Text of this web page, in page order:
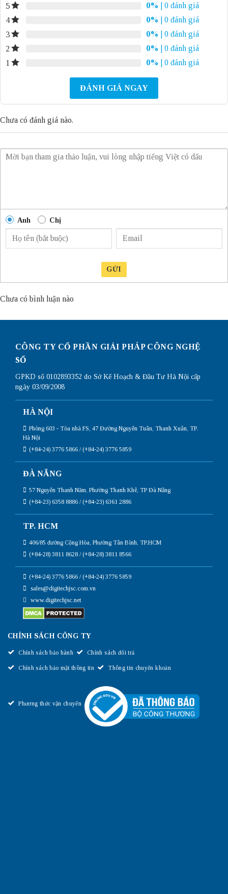
5 0%
| 0 đánh giá
4
0%
| 0 đánh giá
3
0%
| 0 đánh giá
2
0%
| 0 đánh giá
1
0% | 0 đánh giá
ĐÁNH GIÁ NGAY
Chưa có đánh giá nào.
Anh Chị
GỬI
Chưa có bình luận nào
CÔNG TY CỔ PHẦN GIẢI PHÁP CÔNG NGHỆ
SỐ
GPKD số 0102893352 do Sở Kế Hoạch & Đầu Tư Hà Nội cấp
ngày 03/09/2008
HÀ NỘI
Phòng 603 - Tòa nhà FS, 47 Đường Nguyễn Tuân, Thanh Xuân, TP.
Hà Nội
(+84-24) 3776 5866 / (+84-24) 3776 5859
ĐÀ NẴNG
57 Nguyễn Thanh Năm, Phường Thanh Khê, TP Đà Nẵng
(+84-23) 6358 8886 / (+84-23) 6361 2886
TP. HCM
406/85 đường Cộng Hòa, Phường Tân Bình, TP.HCM
(+84-28) 3811 8628 / (+84-28) 3811 8566
(+84-24) 3776 5866 / (+84-24) 3776 5859
sales@digitechjsc.com.vn
www.digitechjsc.net
CHÍNH SÁCH CÔNG TY
Chính sách bảo hành Chính sách đổi trả
Chính sách bảo mật thông tin Thông tin chuyển khoản
Phương thức vận chuyển